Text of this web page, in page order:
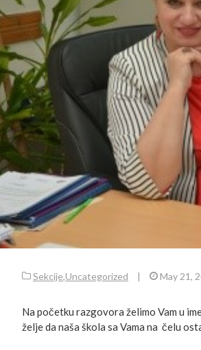
Sekcije,Uncategorized | May 21,
Na početku razgovora želimo Vam u
želje da naša škola sa Vama na čelu